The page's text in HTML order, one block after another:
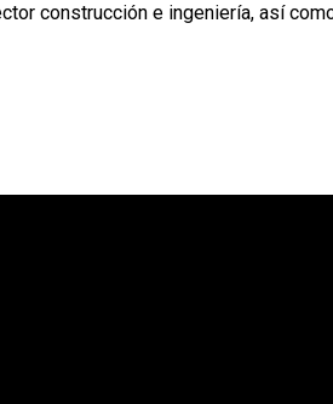
construcción e ingeniería, así